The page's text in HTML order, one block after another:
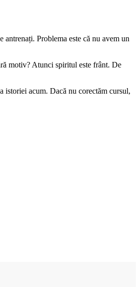
Problema este că nu avem un
motiv? Atunci spiritul este frânt. De
istoriei acum. Dacă nu corectăm cursul,